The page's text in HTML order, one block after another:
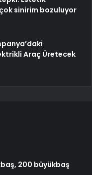
sinirim bozuluyor
Araç Üretecek
200 büyükbaş